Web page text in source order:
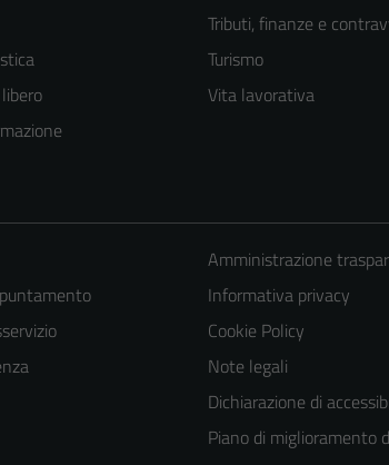
Tributi, finanze e
Turismo
Vita lavorativa
Amministrazione
Informativa privacy
Cookie Policy
Note legali
Dichiarazione di
Piano di miglioramento
Tecnici
Questi cookie
sono necessari
per il
funzionamento